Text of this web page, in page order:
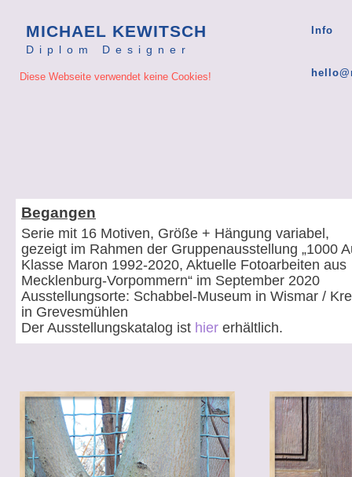
MICHAEL KEWITSCH
Diplom Designer
Info
Diese Webseite verwendet keine Cookies!
Begangen
Serie mit 16 Motiven, Größe + Hängung variabel,
gezeigt im Rahmen der Gruppenausstellung „1000
Klasse Maron 1992-2020, Aktuelle Fotoarbeiten aus
Mecklenburg-Vorpommern“ im September 2020
Ausstellungsorte: Schabbel-Museum in Wismar /
in Grevesmühlen
Der Ausstellungskatalog ist hier erhältlich.